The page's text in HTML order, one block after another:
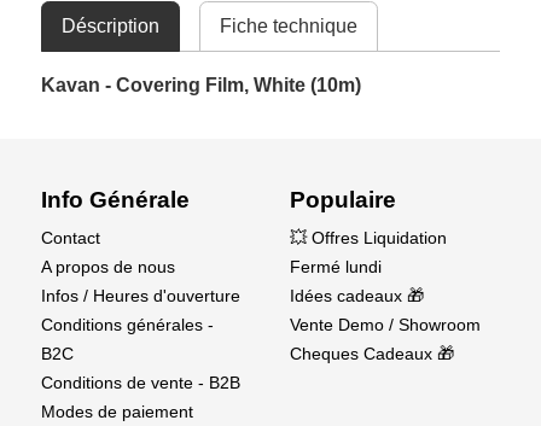
Déscription Fiche technique
Kavan - Covering Film, White (10m)
Info Générale
Contact
A propos de nous
Infos / Heures d'ouverture
Conditions générales -
B2C
Conditions de vente - B2B
Modes de paiement
Populaire
💥 Offres Liquidation
Fermé lundi
Idées cadeaux 🎁
Vente Demo / Showroom
Cheques Cadeaux 🎁